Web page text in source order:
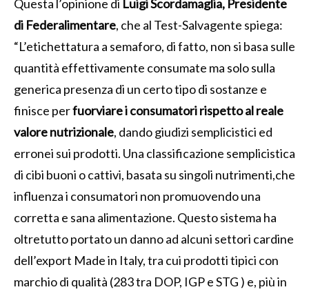
Questa l’opinione di Luigi Scordamaglia, Presidente
di Federalimentare, che al Test-Salvagente spiega:
“L’etichettatura a semaforo, di fatto, non si basa sulle
quantità effettivamente consumate ma solo sulla
generica presenza di un certo tipo di sostanze e
finisce perfuorviare i consumatori rispetto al reale
valore nutrizionale, dando giudizi semplicistici ed
erronei sui prodotti. Una classificazione semplicistica
di cibi buoni o cattivi, basata su singoli nutrimenti,che
influenza i consumatori non promuovendo una
corretta e sana alimentazione. Questo sistema ha
oltretutto portato un danno ad alcuni settori cardine
dell’export Made in Italy, tra cui prodotti tipici con
marchio di qualità (283 tra DOP, IGP e STG ) e, più in